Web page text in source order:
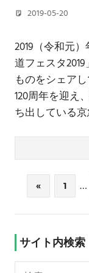
2019-05-20
2019（令和元
道フェスタ
ものをシェア
120周年を迎え
ち出している
稿
の
ペ
«前
の
記
1 …
サイト内検索